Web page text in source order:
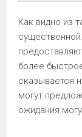
Как видно из
более
сказывается
могут
ожидания